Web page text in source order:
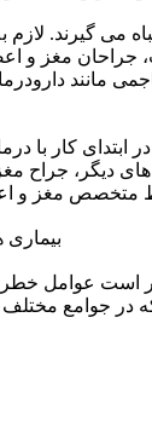
می گیرند.
جراحان مغز و
مانند
کار با
دیگر، جراح
است عوامل خطر